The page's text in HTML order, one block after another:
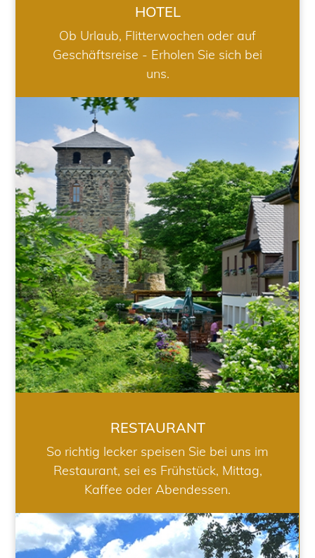
HOTEL
Ob Urlaub, Flitterwochen oder auf
Geschäftsreise - Erholen Sie sich bei
uns.
RESTAURANT
RESTAURANT
So richtig lecker speisen Sie bei uns im
Restaurant, sei es Frühstück, Mittag,
Kaffee oder Abendessen.